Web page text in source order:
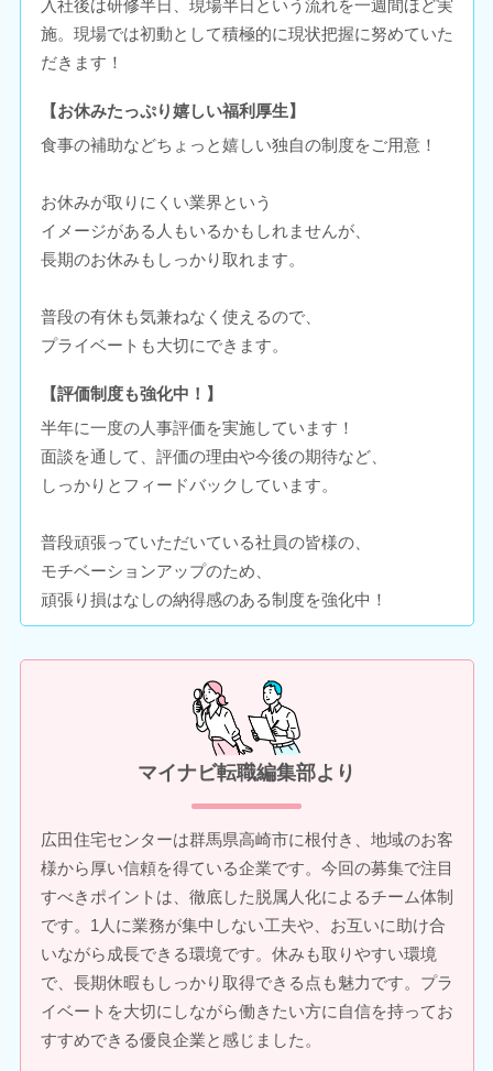
入社後は研修半日、現場半日という流れを一週間ほど実
施。現場では初動として積極的に現状把握に努めていた
だきます！
【お休みたっぷり嬉しい福利厚生】
食事の補助などちょっと嬉しい独自の制度をご用意！
お休みが取りにくい業界という
イメージがある人もいるかもしれませんが、
長期のお休みもしっかり取れます。
普段の有休も気兼ねなく使えるので、
プライベートも大切にできます。
【評価制度も強化中！】
半年に一度の人事評価を実施しています！
面談を通して、評価の理由や今後の期待など、
しっかりとフィードバックしています。
普段頑張っていただいている社員の皆様の、
モチベーションアップのため、
頑張り損はなしの納得感のある制度を強化中！
マイナビ転職編集部より
広田住宅センターは群馬県高崎市に根付き、地域のお客
様から厚い信頼を得ている企業です。今回の募集で注目
すべきポイントは、徹底した脱属人化によるチーム体制
です。1人に業務が集中しない工夫や、お互いに助け合
いながら成長できる環境です。休みも取りやすい環境
で、長期休暇もしっかり取得できる点も魅力です。プラ
イベートを大切にしながら働きたい方に自信を持ってお
すすめできる優良企業と感じました。